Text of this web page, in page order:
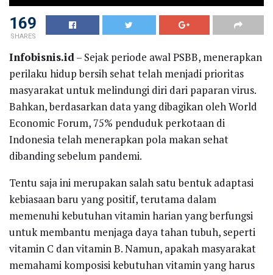
169
SHARES
Infobisnis.id – Sejak periode awal PSBB, menerapkan
perilaku hidup bersih sehat telah menjadi prioritas
masyarakat untuk melindungi diri dari paparan virus.
Bahkan, berdasarkan data yang dibagikan oleh World
Economic Forum, 75% penduduk perkotaan di
Indonesia telah menerapkan pola makan sehat
dibanding sebelum pandemi.
Tentu saja ini merupakan salah satu bentuk adaptasi
kebiasaan baru yang positif, terutama dalam
memenuhi kebutuhan vitamin harian yang berfungsi
untuk membantu menjaga daya tahan tubuh, seperti
vitamin C dan vitamin B. Namun, apakah masyarakat
memahami komposisi kebutuhan vitamin yang harus